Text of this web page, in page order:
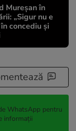
Mureșan în
„Sigur nu e
concediu și
WhatsApp pentru
informații